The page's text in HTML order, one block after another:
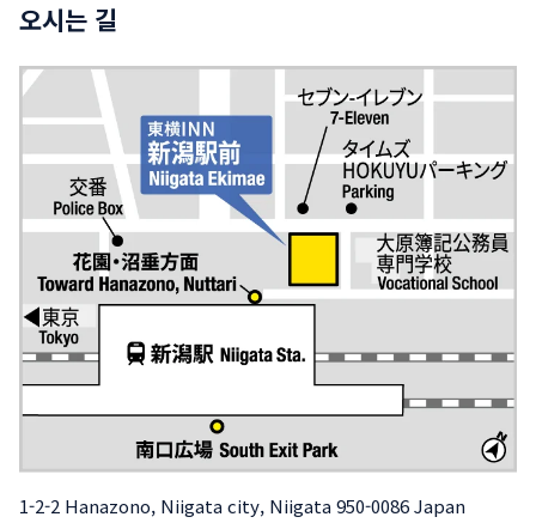
오시는 길
1-2-2 Hanazono, Niigata city, Niigata 950-0086 Japan